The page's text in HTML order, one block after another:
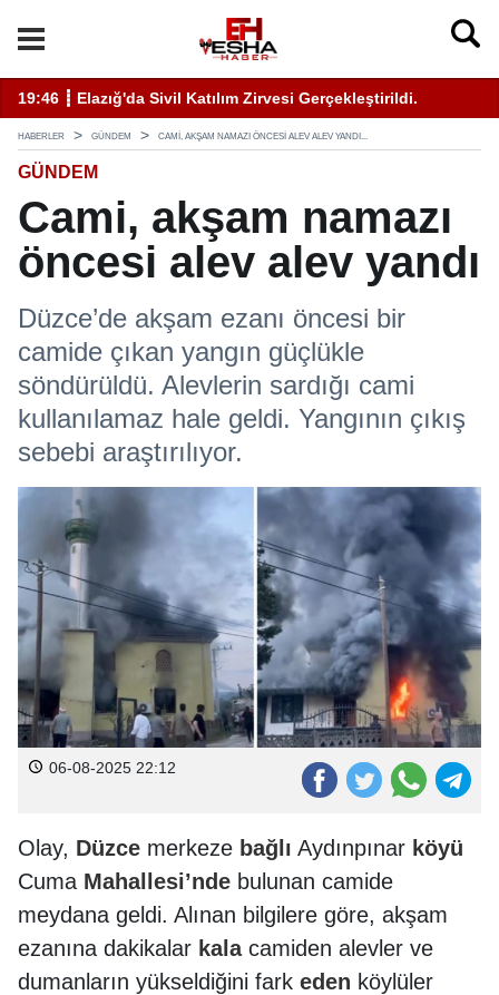
Uyarı Kulaktan Dolma Bilgiyle İlaçlama Ölüm Getirir
19:46 ┋ Elazığ'da Sivil Katılım Zirvesi Gerçekleştirildi.
HABERLER GÜNDEM CAMI, AKŞAM NAMAZI ÖNCESI ALEV ALEV YANDI...
GÜNDEM
Cami, akşam namazı
öncesi alev alev yandı
Düzce’de akşam ezanı öncesi bir
camide çıkan yangın güçlükle
söndürüldü. Alevlerin sardığı cami
kullanılamaz hale geldi. Yangının çıkış
sebebi araştırılıyor.
06-08-2025 22:12
Olay, Düzce merkeze bağlı Aydınpınar köyü
Cuma Mahallesi’nde bulunan camide
meydana geldi. Alınan bilgilere göre, akşam
ezanına dakikalar kalacamiden alevler ve
dumanların yükseldiğini fark eden köylüler